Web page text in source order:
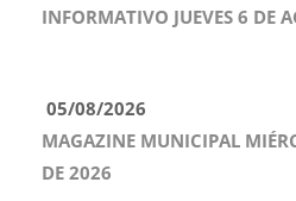
INFORMATIVO JUEVES 6 DE
05/08/2026
MAGAZINE MUNICIPAL
DE 2026